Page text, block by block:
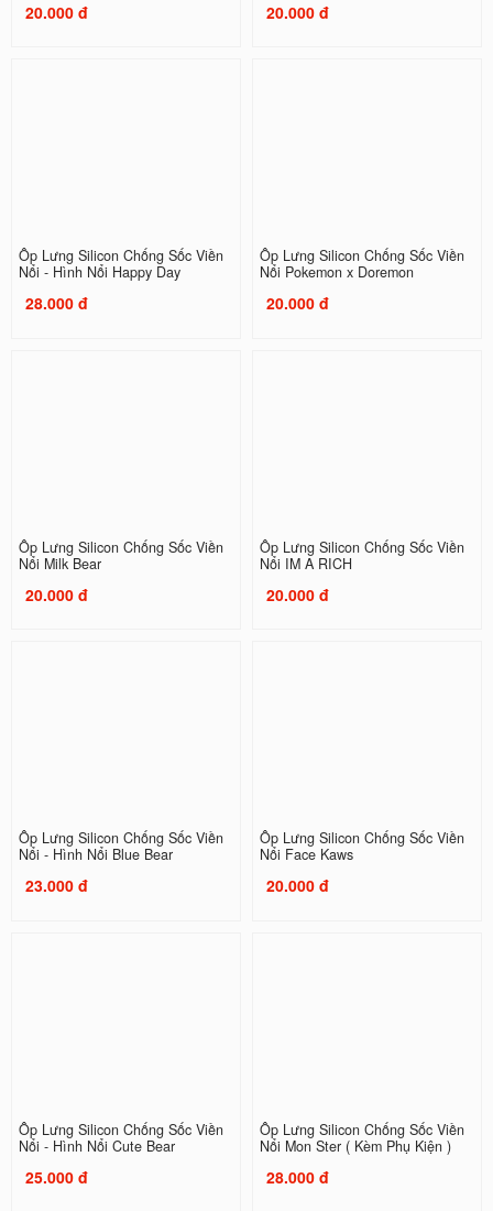
20.000 đ 20.000 đ
Ốp Lưng Silicon Chống Sốc Viền
Nổi - Hình Nổi Happy Day
28.000 đ
Ốp Lưng Silicon Chống Sốc Viền
Nổi Pokemon x Doremon
20.000 đ
Ốp Lưng Silicon Chống Sốc Viền
Nổi Milk Bear
20.000 đ
Ốp Lưng Silicon Chống Sốc Viền
Nổi IM A RICH
20.000 đ
Ốp Lưng Silicon Chống Sốc Viền
Nổi - Hình Nổi Blue Bear
23.000 đ
Ốp Lưng Silicon Chống Sốc Viền
Nổi Face Kaws
20.000 đ
Ốp Lưng Silicon Chống Sốc Viền
Nổi - Hình Nổi Cute Bear
25.000 đ
Ốp Lưng Silicon Chống Sốc Viền
Nổi Mon Ster ( Kèm Phụ Kiện )
28.000 đ